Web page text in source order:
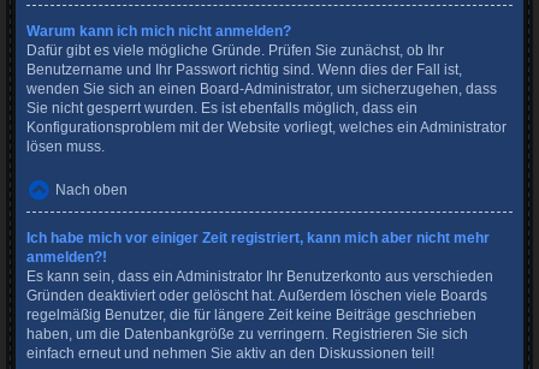
Warum kann ich mich nicht anmelden?
Dafür gibt es viele mögliche Gründe. Prüfen Sie zunächst, ob Ihr
Benutzername und Ihr Passwort richtig sind. Wenn dies der Fall ist,
wenden Sie sich an einen Board-Administrator, um sicherzugehen, dass
Sie nicht gesperrt wurden. Es ist ebenfalls möglich, dass ein
Konfigurationsproblem mit der Website vorliegt, welches ein Administrator
lösen muss.
Nach oben
Ich habe mich vor einiger Zeit registriert, kann mich aber nicht mehr
anmelden?!
Es kann sein, dass ein Administrator Ihr Benutzerkonto aus verschieden
Gründen deaktiviert oder gelöscht hat. Außerdem löschen viele Boards
regelmäßig Benutzer, die für längere Zeit keine Beiträge geschrieben
haben, um die Datenbankgröße zu verringern. Registrieren Sie sich
einfach erneut und nehmen Sie aktiv an den Diskussionen teil!